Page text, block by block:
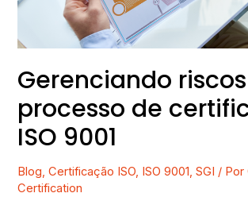
Gerenciando
processo de
ISO 9001
Blog,Certificação ISO, ISO 9001,SGI / Por
Certification
9001